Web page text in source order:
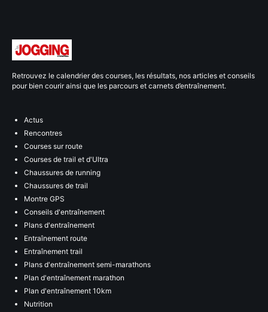
Retrouvez le calendrier des courses, les résultats, nos articles et conseils
pour bien courir ainsi que les parcours et carnets d’entraînement.
Actus
Rencontres
Courses sur route
Courses de trail et d'Ultra
Chaussures de running
Chaussures de trail
Montre GPS
Conseils d'entraînement
Plans d'entraînement
Entraînement route
Entraînement trail
Plans d'entraînement semi-marathons
Plan d'entraînement marathon
Plan d'entraînement 10km
Nutrition